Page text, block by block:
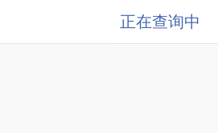
正在查询中